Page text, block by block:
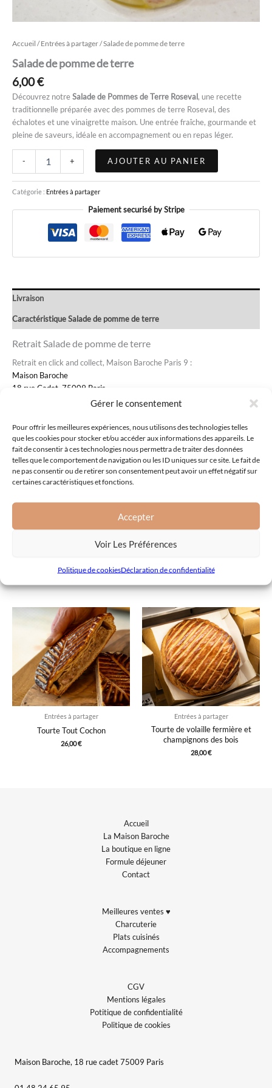
Gérer le consentement
Pour offrir les meilleures expériences, nous utilisons des technologies telles
que les cookies pour stocker et/ou accéder aux informations des appareils. Le
fait de consentir à ces technologies nous permettra de traiter des données
telles que le comportement de navigation ou les ID uniques sur ce site. Le fait de
ne pas consentir ou de retirer son consentement peut avoir un effet négatif sur
certaines caractéristiques et fonctions.
Accepter
Voir Les Préférences
Politique de cookiesDéclaration de confidentialité
Accueil /Entrées à partager/ Salade de pomme de terre
Salade de pomme de terre
6,00€
Découvrez notreSalade de Pommes de Terre Roseval, une recette
traditionnelle préparée avec des pommes de terre Roseval, des
échalotes et une vinaigrette maison. Une entrée fraîche, gourmande et
pleine de saveurs, idéale en accompagnement ou en repas léger.
- + AJOUTER AU PANIER
Catégorie : Entrées à partager
Paiement securisé by Stripe
Livraison
Caractéristique Salade de pomme de terre
Retrait Salade de pomme de terre
Retrait en click and collect, Maison Baroche Paris 9 :
Maison Baroche
18 rue Cadet, 75009 Paris
Produits similaires
Pizza individuelle Oeuf mayonnaise
Entrées à partager
Tourte Tout Cochon
26,00€
Entrées à partager
Tourte de volaille fermière et
champignons des bois
28,00€
Accueil
La Maison Baroche
La boutique en ligne
Formule déjeuner
Contact
Meilleures ventes ♥
Charcuterie
Plats cuisinés
Accompagnements
CGV
Mentions légales
Potitique de confidentialité
Politique de cookies
Maison Baroche, 18 rue cadet 75009 Paris